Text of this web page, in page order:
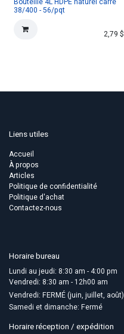
38/400 - 56/pqt
2,79 $
Liens utiles
Accueil
À propos
Articles
Politique de confidentialité
Politique d'achat
Contactez-nous
Horaire bureau
Lundi au jeudi: 8:30 am - 4:00 pm
Vendredi: 8:30 am - 12h00 am
Vendredi: FERMÉ (juin, juillet, août)
Samedi et dimanche: Fermé
Horaire réception / expédition